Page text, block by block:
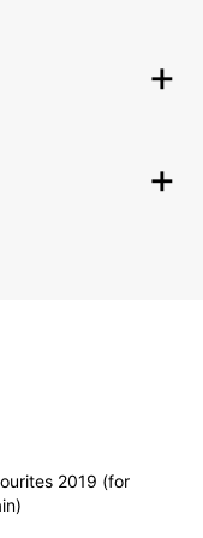
2019 (for